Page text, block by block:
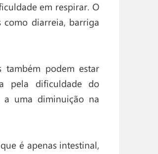
em respirar. O
como diarreia, barriga
também podem estar
pela dificuldade do
uma diminuição na
é apenas intestinal,